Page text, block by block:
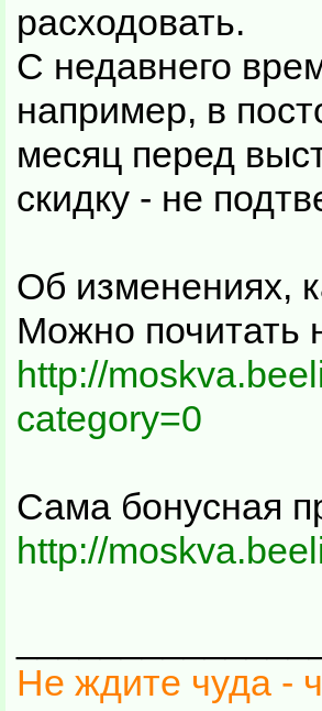
расходовать.
С недавнего
например, в
месяц перед
скидку - не
Об изменениях,
Можно почитать
http://
category=0
Сама бонусная
http://
Не ждите чуда -